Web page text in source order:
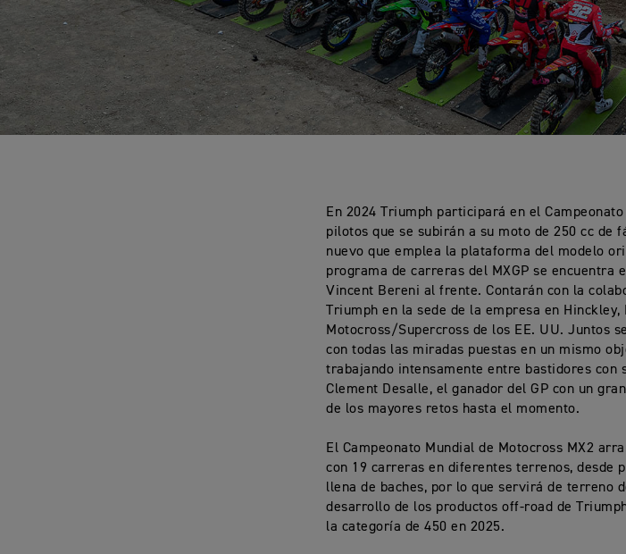
En 2024 Triumph participará en el
pilotos que se subirán a su moto de 250 cc de
nuevo que emplea la plataforma del modelo
programa de carreras del MXGP se encuentra
Vincent Bereni al frente. Contarán con la
Triumph en la sede de la empresa en
Motocross/Supercross de los EE. UU. Juntos
con todas las miradas puestas en un mismo
trabajando intensamente entre bastidores con
Clement Desalle, el ganador del GP con un
de los mayores retos hasta el momento.
El Campeonato Mundial de Motocross MX2
con 19 carreras en diferentes terrenos, desde
llena de baches, por lo que servirá de terreno
desarrollo de los productos off-road de
la categoría de 450 en 2025.